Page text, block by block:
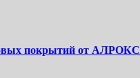
покрытий от АЛРОКС